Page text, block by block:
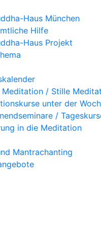
Haus München
Hilfe
Haus Projekt
Meditation / Stille
unter der
/
in die Meditation
Mantrachanting